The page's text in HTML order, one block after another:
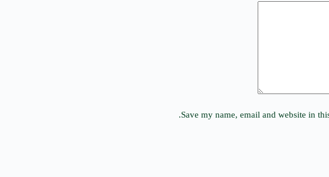
Save my name, email and website in